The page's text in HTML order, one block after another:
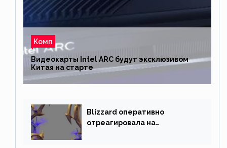
Комп
Видеокарты Intel ARC будут эксклюзивом
Китая на старте
Blizzard оперативно
отреагировала на